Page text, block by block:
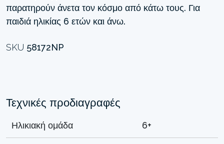
παρατηρούν άνετα τον κόσμο από κάτω τους. Για
παιδιά ηλικίας 6 ετών και άνω.
SKU 58172NP
Τεχνικές προδιαγραφές
Ηλικιακή ομάδα 6+